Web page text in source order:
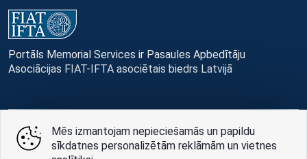
Portāls Memorial Services ir Pasaules Apbedītāju
Asociācijas FIAT-IFTA asociētais biedrs Latvijā
© Memorial Services, 2016 — 2026 pr3-g
Mēs izmantojam nepieciešamās un papildu
sīkdatnes personalizētām reklāmām un vietnes